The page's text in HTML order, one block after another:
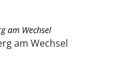
am Wechsel
am Wechsel